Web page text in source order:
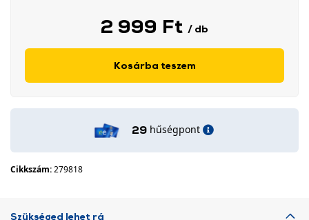
2 999 Ft / db
Kosárba teszem
29 hűségpont
Cikkszám:279818
Szükséged lehet rá